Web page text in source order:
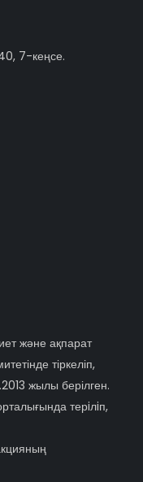
7-кеңсе.
және ақпарат
тіркеліп,
жылы берілген.
терiлiп,